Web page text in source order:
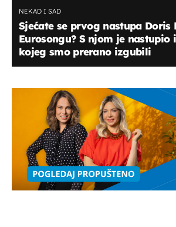
NEKAD I SAD
Sjećate se prvog nastupa Doris
Eurosongu? S njom je nastupio
kojeg smo prerano izgubili